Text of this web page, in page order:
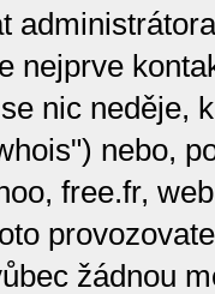
nejprve
nic neděje,
nebo,
free.fr,
žádnou